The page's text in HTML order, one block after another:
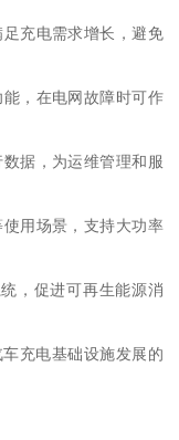
充电需求增长，避免
，在电网故障时可作
据，为运维管理和服
用场景，支持大功率
，促进可再生能源消
充电基础设施发展的